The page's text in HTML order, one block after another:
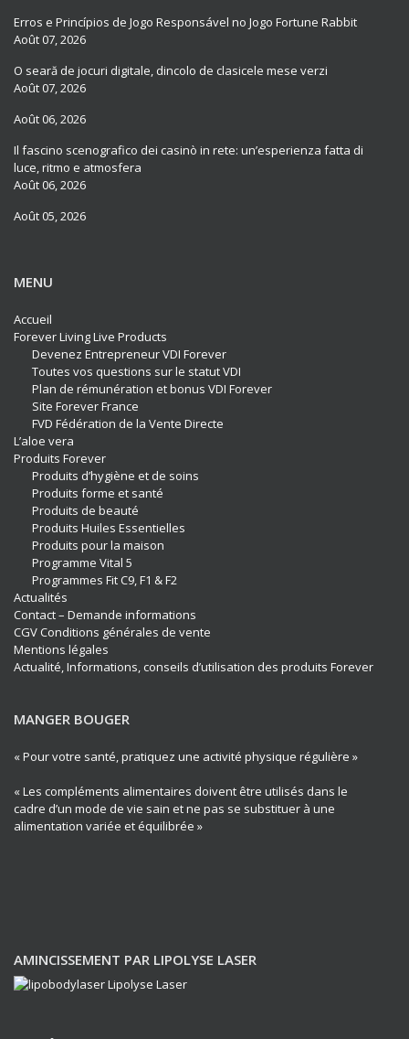
Erros e Princípios de Jogo Responsável no Jogo Fortune Rabbit
Août 07, 2026
O seară de jocuri digitale, dincolo de clasicele mese verzi
Août 07, 2026
Août 06, 2026
Il fascino scenografico dei casinò in rete: un’esperienza fatta di
luce, ritmo e atmosfera
Août 06, 2026
Août 05, 2026
MENU
Accueil
Forever Living Live Products
Devenez Entrepreneur VDI Forever
Toutes vos questions sur le statut VDI
Plan de rémunération et bonus VDI Forever
Site Forever France
FVD Fédération de la Vente Directe
L’aloe vera
Produits Forever
Produits d’hygiène et de soins
Produits forme et santé
Produits de beauté
Produits Huiles Essentielles
Produits pour la maison
Programme Vital 5
Programmes Fit C9, F1 & F2
Actualités
Contact – Demande informations
CGV Conditions générales de vente
Mentions légales
Actualité, Informations, conseils d’utilisation des produits Forever
MANGER BOUGER
« Pour votre santé, pratiquez une activité physique régulière »
« Les compléments alimentaires doivent être utilisés dans le
cadre d’un mode de vie sain et ne pas se substituer à une
alimentation variée et équilibrée »
AMINCISSEMENT PAR LIPOLYSE LASER